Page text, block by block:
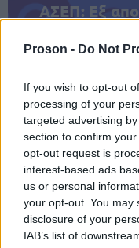
Proson - Do Not
If you wish to opt-out
processing of your
targeted advertising
section to confirm
opt-out request is
interest-based ads
us or personal
your opt-out. You may
disclosure of your
IAB’s list of
ΑΣΕΠ: Εξ
μέρες
Μάθε
ειδήσεις.
Βάλε το